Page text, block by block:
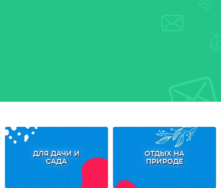
ДЛЯ ДАЧИ И
САДА
ОТДЫХ НА
ПРИРОДЕ